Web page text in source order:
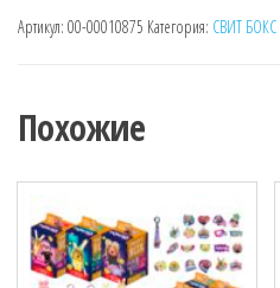
Артикул: 00-00010875 Категория: СВИТ БОКС
Похожие